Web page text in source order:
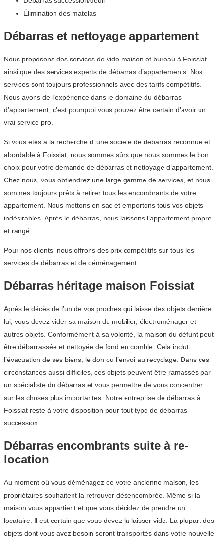
Élimination des matelas
Débarras et nettoyage appartement
Nous proposons des services de vide maison et bureau à Foissiat
ainsi que des services experts de débarras d’appartements. Nos
services sont toujours professionnels avec des tarifs compétitifs.
Nous avons de l’expérience dans le domaine du débarras
d’appartement, c’est pourquoi vous pouvez être certain d’avoir un
vrai service pro.
Si vous êtes à la recherche d’ une société de débarras reconnue et
abordable à Foissiat, nous sommes sûrs que nous sommes le bon
choix pour votre demande de débarras et nettoyage d’appartement.
Chez nous, vous obtiendrez une large gamme de services, et nous
sommes toujours prêts à retirer tous les encombrants de votre
appartement. Nous mettons en sac et emportons tous vos objets
indésirables. Après le débarras, nous laissons l’appartement propre
et rangé.
Pour nos clients, nous offrons des prix compétitifs sur tous les
services de débarras et de déménagement.
Débarras héritage maison Foissiat
Après le décès de l’un de vos proches qui laisse des objets derrière
lui, vous devez vider sa maison du mobilier, électroménager et
autres objets. Conformément à sa volonté, la maison du défunt peut
être débarrassée et nettoyée de fond en comble. Cela inclut
l’évacuation de ses biens, le don ou l’envoi au recyclage. Dans ces
circonstances aussi difficiles, ces objets peuvent être ramassés par
un spécialiste du débarras et vous permettre de vous concentrer
sur les choses plus importantes. Notre entreprise de débarras à
Foissiat reste à votre disposition pour tout type de débarras
succession.
Débarras encombrants suite à re-
location
Au moment où vous déménagez de votre ancienne maison, les
propriétaires souhaitent la retrouver désencombrée. Même si la
maison vous appartient et que vous décidez de prendre un
locataire. Il est certain que vous devez la laisser vide. La plupart des
objets dont vous avez besoin seront transportés dans votre nouvelle